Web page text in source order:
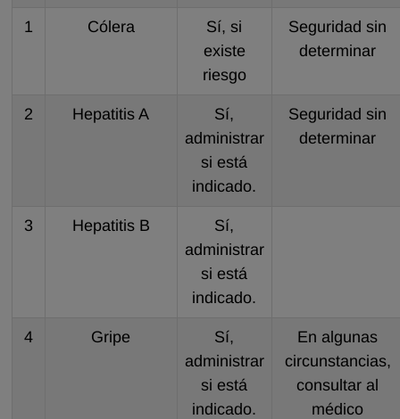
1 Cólera
Sí, si
existe
riesgo
Seguridad sin
determinar
2 Hepatitis A
Sí,
administrar
si está
indicado.
Seguridad sin
determinar
3 Hepatitis B
Sí,
administrar
si está
indicado.
4 Gripe
Sí,
administrar
si está
indicado.
En algunas
circunstancias,
consultar al
médico